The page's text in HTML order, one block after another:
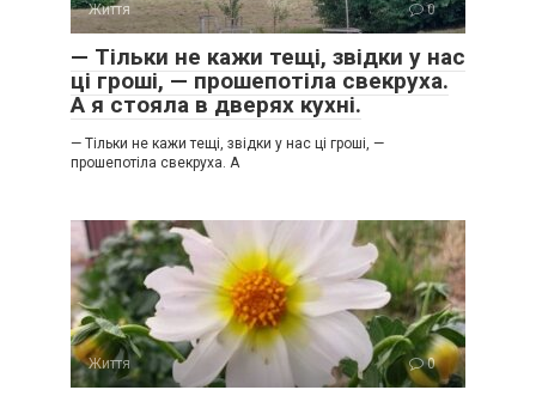
Життя 0
— Тільки не кажи тещі, звідки у нас
ці гроші, — прошепотіла свекруха.
А я стояла в дверях кухні.
— Тільки не кажи тещі, звідки у нас ці гроші, —
прошепотіла свекруха. А
Життя 0